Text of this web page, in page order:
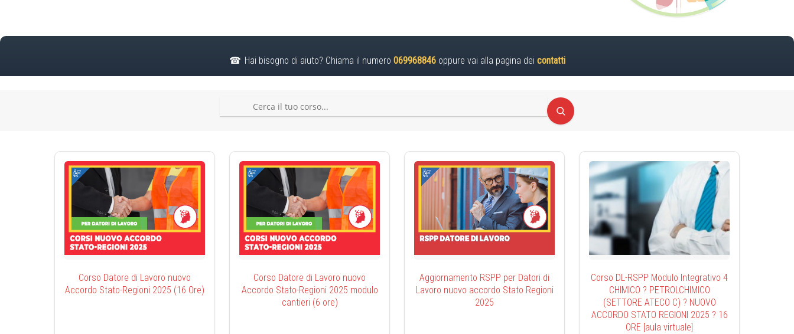
Hai bisogno di aiuto? Chiama il numero 069968846oppure vai alla pagina dei contatti
Corso Datore di Lavoro nuovo
Accordo Stato-Regioni 2025 (16 Ore)
Corso Datore di Lavoro nuovo
Accordo Stato-Regioni 2025 modulo
cantieri (6 ore)
Aggiornamento RSPP per Datori di
Lavoro nuovo accordo Stato Regioni
2025
Corso DL-RSPP Modulo Integrativo 4
CHIMICO ? PETROLCHIMICO
(SETTORE ATECO C) ? NUOVO
ACCORDO STATO REGIONI 2025 ? 16
ORE [aula virtuale]